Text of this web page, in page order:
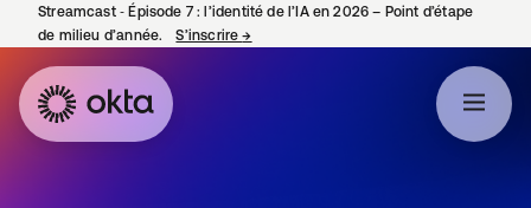
Streamcast ‑ Épisode 7 : l’identité de l’IA en 2026 – Point d’étape
de milieu d’année.
S’inscrire→